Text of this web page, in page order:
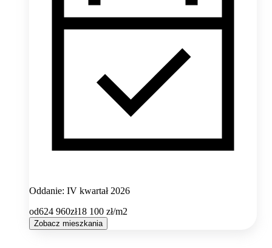
Oddanie: IV kwartał 2026
od624 960zł18 100 zł/m2
Zobacz mieszkania